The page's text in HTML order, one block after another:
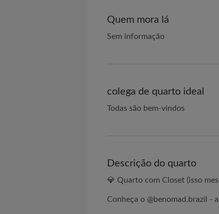
Quem mora lá
Sem informação
colega de quarto ideal
Todas são bem-vindos
Descrição do quarto
💎 Quarto com Closet (isso
Conheça o @benomad.brazil -